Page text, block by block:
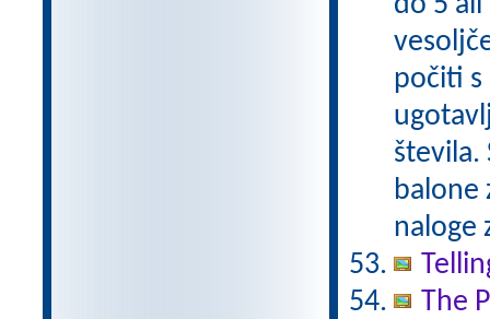
počiti s
števila.
balone
naloge
The